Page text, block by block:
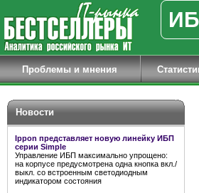
Проблемы и мнения
Новости
Ippon представляет новую линейку ИБП
серии Simple
Управление ИБП максимально упрощено:
на корпусе предусмотрена одна кнопка вкл./
выкл. со встроенным светодиодным
индикатором состояния